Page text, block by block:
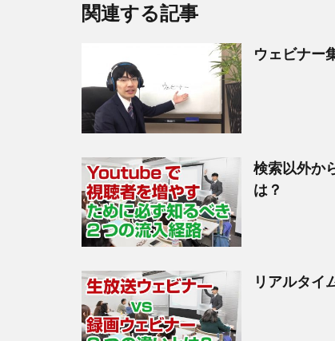
関連する記事
ウェビナー
検索以外か
は？
リアルタイ